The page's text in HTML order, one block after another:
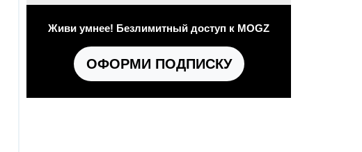
Живи умнее! Безлимитный доступ к MOGZ
ОФОРМИ ПОДПИСКУ